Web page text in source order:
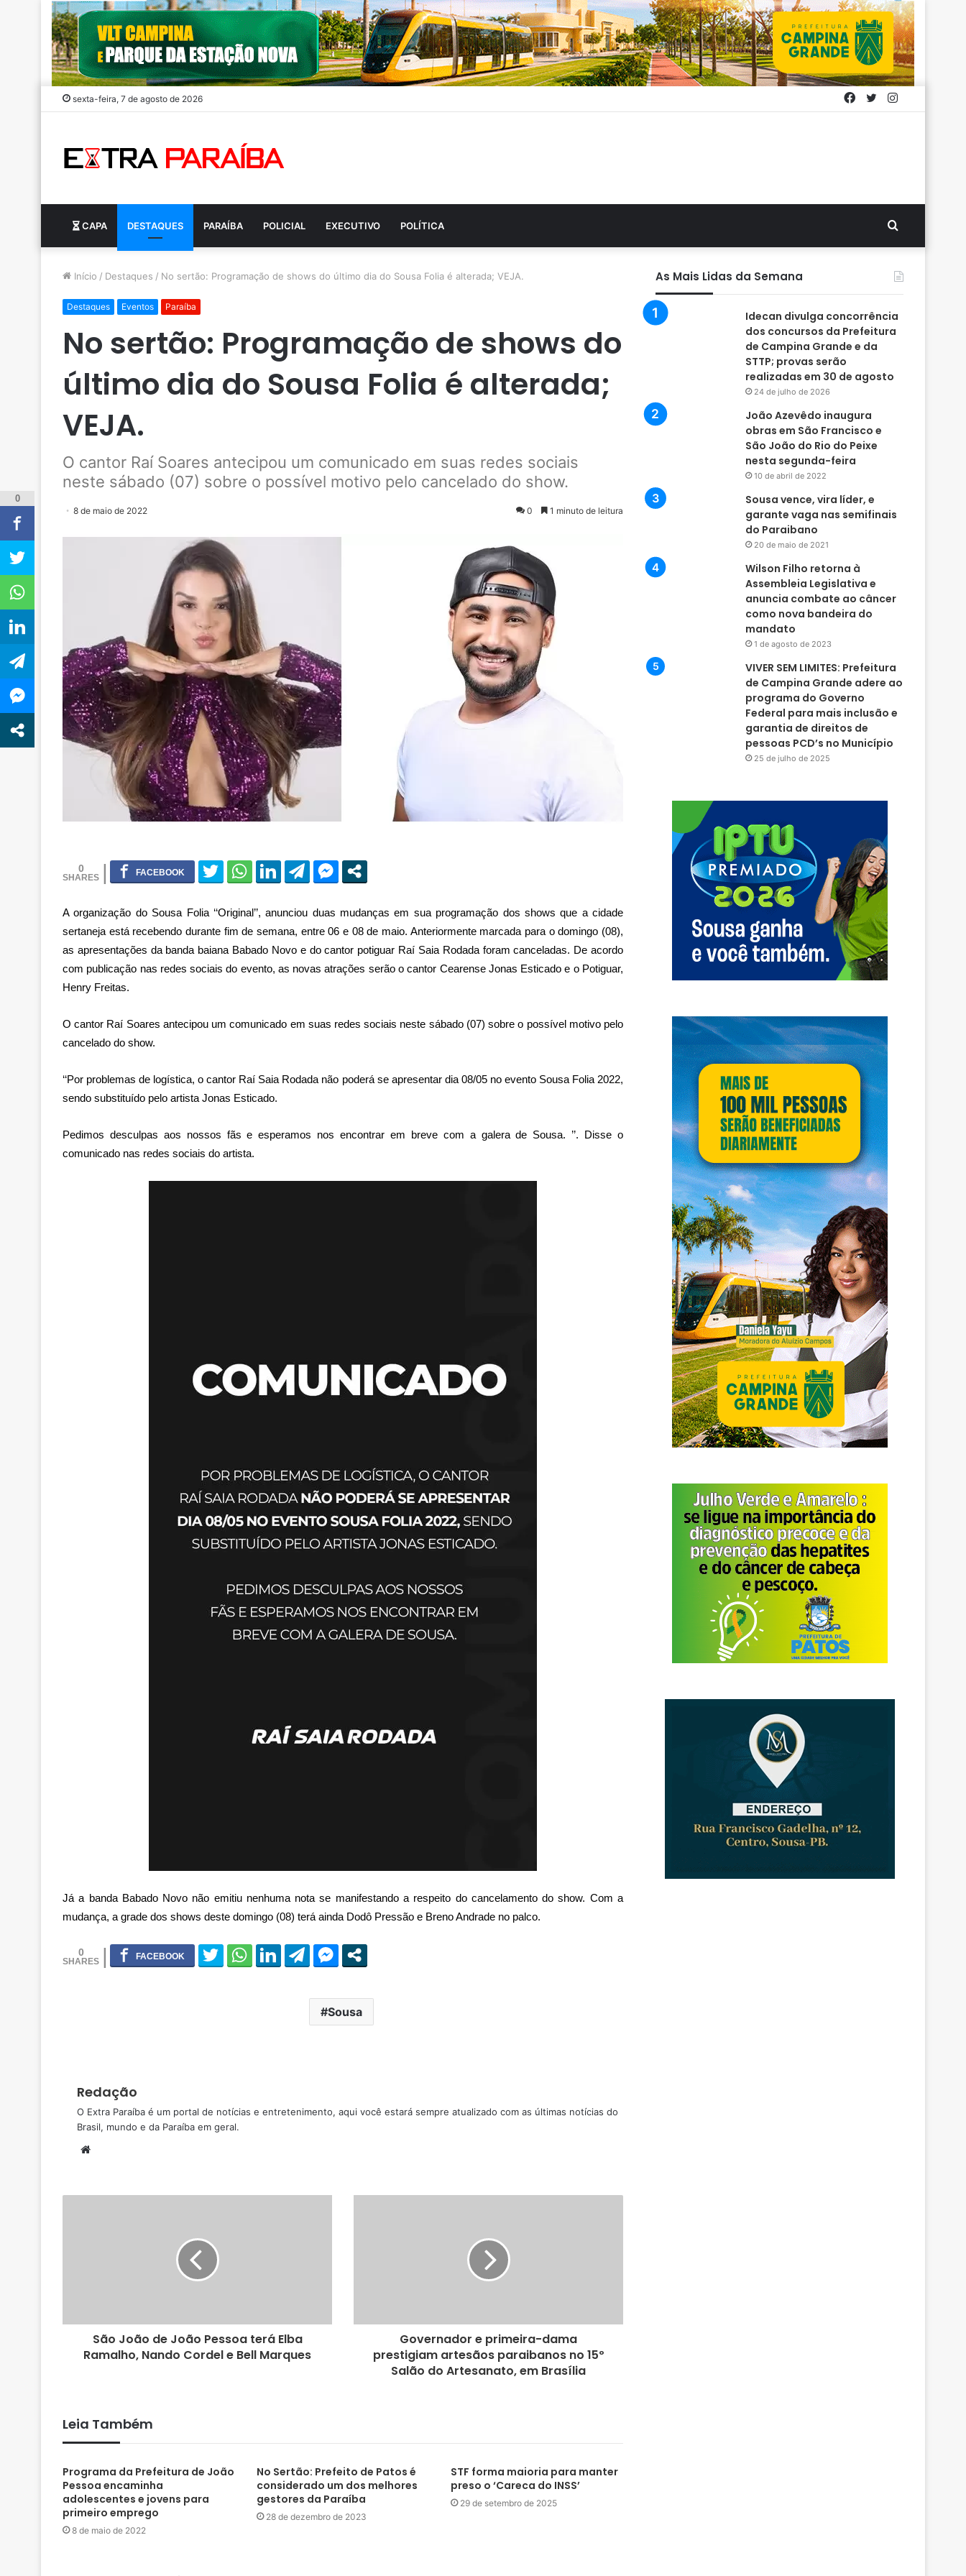
sexta-feira, 7 de agosto de 2026 Twitter
Facebook
CAPA DESTAQUES PARAÍBA POLICIAL EXECUTIVO POLÍTICA Procurar
por
Início / Destaques / No sertão: Programação de shows do último dia do Sousa Folia é alterada; VEJA.
Destaques Eventos Paraíba
No sertão: Programação de shows do
último dia do Sousa Folia é alterada;
VEJA.
O cantor Raí Soares antecipou um comunicado em suas redes sociais
neste sábado (07) sobre o possível motivo pelo cancelado do show.
8 de maio de 2022 0 1 minuto de leitura
0
A organização do Sousa Folia ‘‘Original’’, anunciou duas mudanças em sua programação dos shows que a cidade
sertaneja está recebendo durante fim de semana, entre 06 e 08 de maio. Anteriormente marcada para o domingo (08),
as apresentações da banda baiana Babado Novo e do cantor potiguar Raí Saia Rodada foram canceladas. De acordo
com publicação nas redes sociais do evento, as novas atrações serão o cantor Cearense Jonas Esticado e o Potiguar,
Henry Freitas.
O cantor Raí Soares antecipou um comunicado em suas redes sociais neste sábado (07) sobre o possível motivo pelo
cancelado do show.
‘‘Por problemas de logística, o cantor Raí Saia Rodada não poderá se apresentar dia 08/05 no evento Sousa Folia 2022,
sendo substituído pelo artista Jonas Esticado.
Pedimos desculpas aos nossos fãs e esperamos nos encontrar em breve com a galera de Sousa. ’’. Disse o
comunicado nas redes sociais do artista.
Já a banda Babado Novo não emitiu nenhuma nota se manifestando a respeito do cancelamento do show. Com a
mudança, a grade dos shows deste domingo (08) terá ainda Dodô Pressão e Breno Andrade no palco.
0
Sousa
Redação
O Extra Paraíba é um portal de notícias e entretenimento, aqui você estará sempre atualizado com as últimas notícias do
Brasil, mundo e da Paraíba em geral.
São João de João Pessoa terá Elba
Ramalho, Nando Cordel e Bell Marques
Governador e primeira-dama
prestigiam artesãos paraibanos no 15º
Salão do Artesanato, em Brasília
Leia Também
Programa da Prefeitura de João
Pessoa encaminha
adolescentes e jovens para
primeiro emprego
8 de maio de 2022
No Sertão: Prefeito de Patos é
considerado um dos melhores
gestores da Paraíba
28 de dezembro de 2023
STF forma maioria para manter
preso o ‘Careca do INSS’
29 de setembro de 2025
As Mais Lidas da Semana
Idecan divulga concorrência
dos concursos da Prefeitura
de Campina Grande e da
STTP; provas serão
realizadas em 30 de agosto
24 de julho de 2026
João Azevêdo inaugura
obras em São Francisco e
São João do Rio do Peixe
nesta segunda-feira
10 de abril de 2022
Sousa vence, vira líder, e
garante vaga nas semifinais
do Paraibano
20 de maio de 2021
Wilson Filho retorna à
Assembleia Legislativa e
anuncia combate ao câncer
como nova bandeira do
mandato
1 de agosto de 2023
VIVER SEM LIMITES: Prefeitura
de Campina Grande adere ao
programa do Governo
Federal para mais inclusão e
garantia de direitos de
pessoas PCD’s no Município
25 de julho de 2025
0